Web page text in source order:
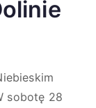
sobotę 28